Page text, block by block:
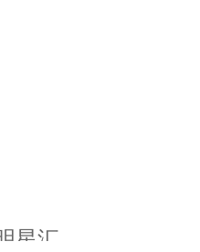
情难忘》
星汇